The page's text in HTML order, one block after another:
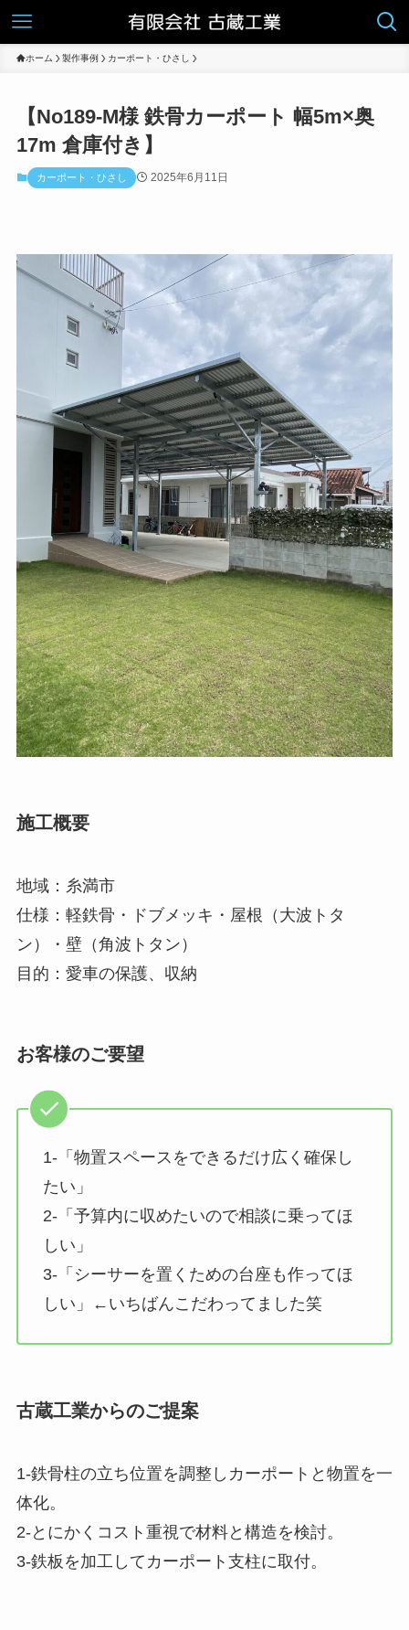
ホーム 製作事例 カーポート・ひさし
【No189-M様 鉄骨カーポート 幅5m×奥
17m 倉庫付き】
カーポート・ひさし 2025年6月11日
施工概要
地域：糸満市
仕様：軽鉄骨・ドブメッキ・屋根（大波トタ
ン）・壁（角波トタン）
目的：愛車の保護、収納
お客様のご要望
1-「物置スペースをできるだけ広く確保し
たい」
2-「予算内に収めたいので相談に乗ってほ
しい」
3-「シーサーを置くための台座も作ってほ
しい」←いちばんこだわってました笑
古蔵工業からのご提案
1-鉄骨柱の立ち位置を調整しカーポートと物置を一
体化。
2-とにかくコスト重視で材料と構造を検討。
3-鉄板を加工してカーポート支柱に取付。